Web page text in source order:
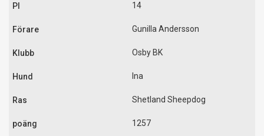
14
Gunilla Andersson
Osby BK
Ina
Shetland Sheepdog
1257